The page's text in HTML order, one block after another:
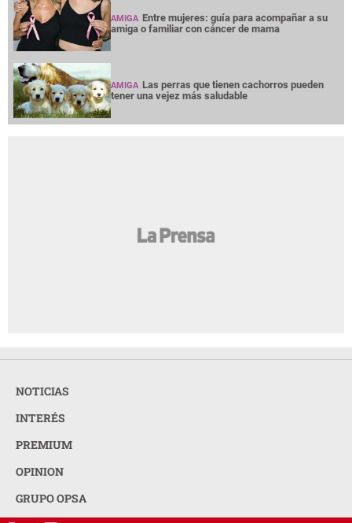
AMIGA Entre mujeres: guía para acompañar a su
amiga o familiar con cáncer de mama
AMIGA Las perras que tienen cachorros pueden
tener una vejez más saludable
NOTICIAS
INTERÉS
PREMIUM
OPINION
GRUPO OPSA